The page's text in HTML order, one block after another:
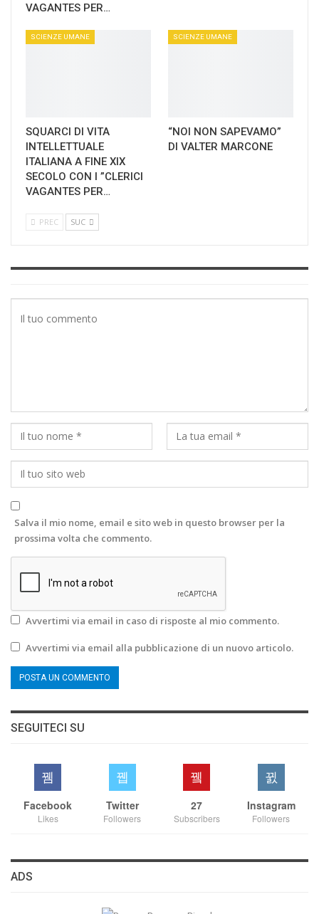
VAGANTES PER…
SCIENZE UMANE
SQUARCI DI VITA
INTELLETTUALE
ITALIANA A FINE XIX
SECOLO CON I ”CLERICI
VAGANTES PER…
SCIENZE UMANE
“NOI NON SAPEVAMO”
DI VALTER MARCONE
PREC SUC
Salva il mio nome, email e sito web in questo browser per la
prossima volta che commento.
Avvertimi via email in caso di risposte al mio commento.
Avvertimi via email alla pubblicazione di un nuovo articolo.
SEGUITECI SU
Facebook
Likes
Twitter
Followers
27
Subscribers
Instagram
Followers
ADS